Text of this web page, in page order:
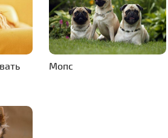
Мопс